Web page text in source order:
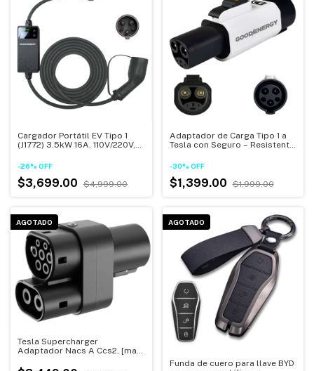
Cargador Portátil EV Tipo 1
(J1772) 3.5kW 16A, 110V/220V,
Programable, Protección
Compatible con Autos Elé
-26% OFF
$3,699.00 $4,999.00
Adaptador de Carga Tipo 1 a
Tesla con Seguro – Resistente
-30% OFF
$1,399.00 $1,999.00
AGOTADO
Tesla Supercharger
Adaptador Nacs A Ccs2, [max
AGOTADO
Funda de cuero para llave BYD